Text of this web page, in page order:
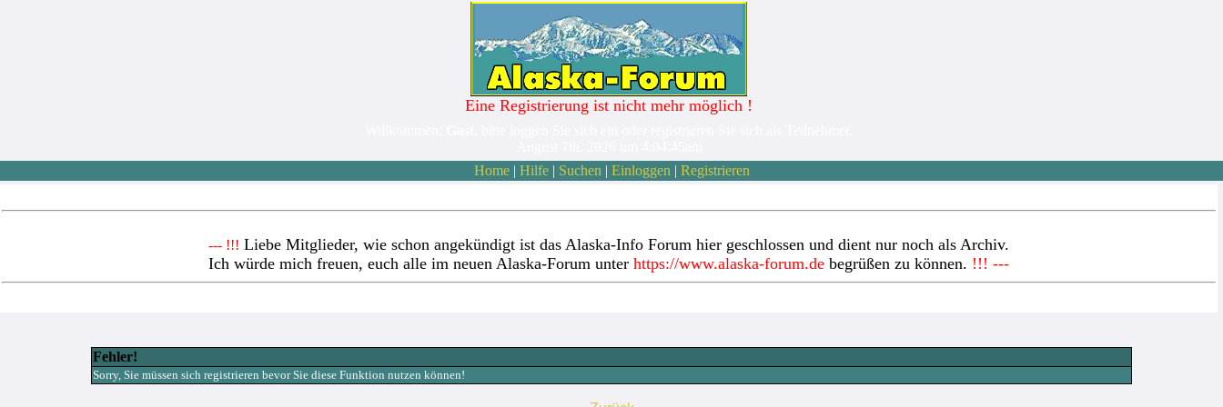
Eine Registrierung ist nicht mehr möglich !
Home| Hilfe| Suchen | Einloggen | Registrieren
--- !!! Liebe Mitglieder, wie schon angekündigt ist das Alaska-Info Forum hier geschlossen und dient nur noch als Archiv.
Ich würde mich freuen, euch alle im neuen Alaska-Forum unter https://www.alaska-forum.de begrüßen zu können. !!! ---
Fehler!
Sorry, Sie müssen sich registrieren bevor Sie diese Funktion nutzen können!